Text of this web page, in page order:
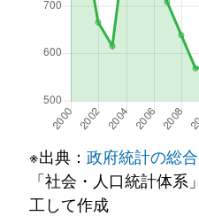
※出典： 政府統計の総
「社会・人口統計体
工して作成